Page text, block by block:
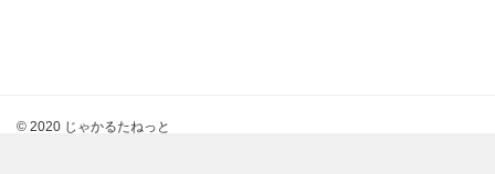
© 2020 じゃかるたねっと